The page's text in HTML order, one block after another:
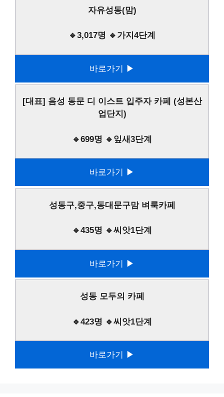
자유성동(맘)
🔹3,017명 🔹가지4단계
바로가기 ▶
[대표] 음성 동문 디 이스트 입주자 카페 (성본산
업단지)
🔹699명 🔹잎새3단계
바로가기 ▶
성동구,중구,동대문구맘 벼룩카페
🔹435명 🔹씨앗1단계
바로가기 ▶
성동 모두의 카페
🔹423명 🔹씨앗1단계
바로가기 ▶